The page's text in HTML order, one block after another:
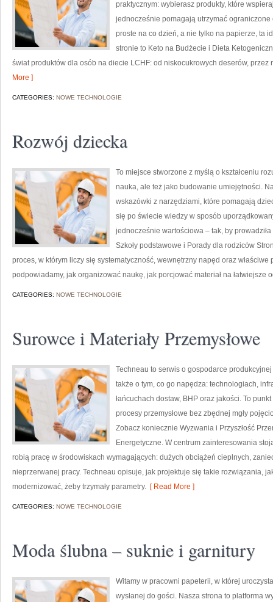
praktycznym: wybierasz produkty, które
jednocześnie pomagają utrzymać
proste na co dzień, a nie tylko na papierze, ta
stronie to Keto na Budżecie i Dieta
świat produktów dla osób na diecie LCHF: od niskocukrowych deserów,
More ]
CATEGORIES: NOWE TECHNOLOGIE
Rozwój dziecka
To miejsce stworzone z myślą o kształceniu
nauka, ale też jako budowanie umiejętności.
wskazówki z narzędziami, które pomagają
się po świecie wiedzy w sposób
jednocześnie wartościowa – tak, by
Szkoły podstawowe i Porady dla rodziców
proces, w którym liczy się systematyczność, wewnętrzny napęd oraz
podpowiadamy, jak organizować naukę, jak porcjować materiał na łatwiejsze
CATEGORIES: NOWE TECHNOLOGIE
Surowce i Materiały Przemysłowe
Techneau to serwis o gospodarce
także o tym, co go napędza: technologiach,
łańcuchach dostaw, BHP oraz jakości. To
procesy przemysłowe bez zbędnej mgły
Zobacz koniecznie Wyzwania i Przyszłość
Energetyczne. W centrum zainteresowania
robią pracę w środowiskach wymagających: dużych obciążeń cieplnych,
nieprzerwanej pracy. Techneau opisuje, jak projektuje się takie rozwiązania,
modernizować, żeby trzymały parametry. [ Read More ]
CATEGORIES: NOWE TECHNOLOGIE
Moda ślubna – suknie i garnitury
Witamy w pracowni papeterii, w której
wysłanej do gości. Nasza strona to platforma